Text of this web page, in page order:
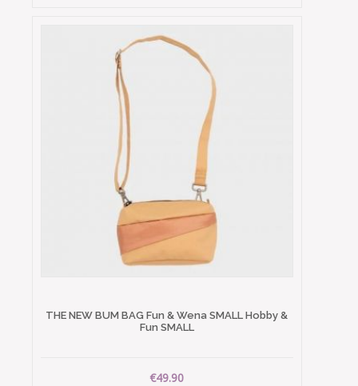
THE NEW BUM BAG Fun & Wena SMALL Hobby &
Fun SMALL
€49.90